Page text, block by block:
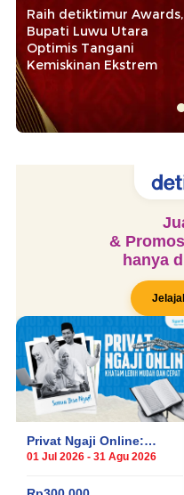
Raih detiktimur Awards,
Bupati Luwu Utara
Optimis Tangani
Kemiskinan Ekstrem